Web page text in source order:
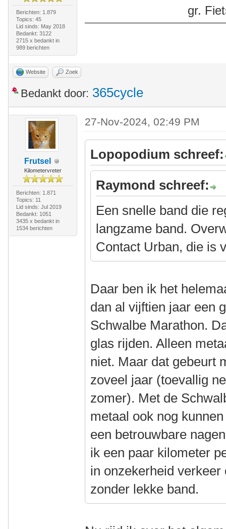
Berichten: 1.879
Topics: 45
Lid sinds: May 2018
Bedankt: 3122
2715 x bedankt in
989 berichten
gr.
Website Zoek
Bedankt door: 365cycle
Frutsel
Kilometervreter
Berichten: 1.871
Topics: 11
Lid sinds: Jul 2019
Bedankt: 1051
3435 x bedankt in
1534 berichten
27-Nov-2024, 02:49 PM
Lopopodium schreef:
Raymond schreef:
Een snelle band die
langzame band.
Contact Urban, die is
Daar ben ik het
dan al vijftien jaar een
Schwalbe Marathon.
glas rijden. Alleen
niet. Maar dat gebeurt
zoveel jaar (toevallig
zomer). Met de
metaal ook nog
een betrouwbare
ik een paar kilometer
in onzekerheid
zonder lekke band.